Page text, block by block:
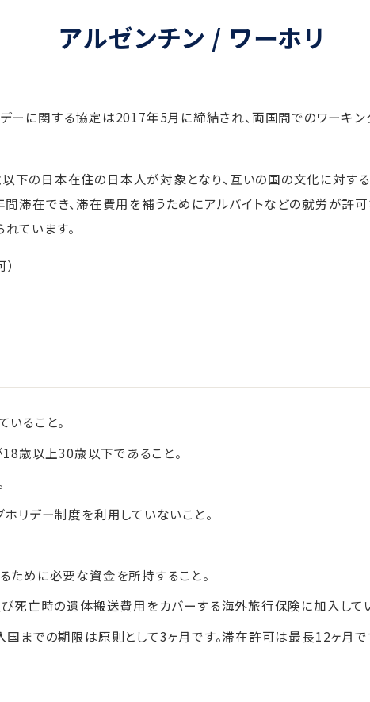
アルゼンチン / ワーホリ
ーに関する協定は2017年5月に締結され、両国間でのワーキ
下の日本在住の日本人が対象となり、互いの国の文化に対す
滞在でき、滞在費用を補うためにアルバイトなどの就労が許可
ています。
ること。
歳以上30歳以下であること。
リデー制度を利用していないこと。
めに必要な資金を所持すること。
死亡時の遺体搬送費用をカバーする海外旅行保険に加入して
国までの期限は原則として3ヶ月です。滞在許可は最長12ヶ月